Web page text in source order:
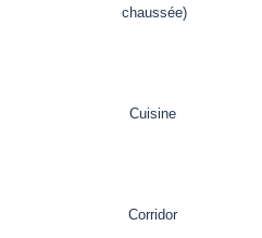
chaussée)
Cuisine
Corridor